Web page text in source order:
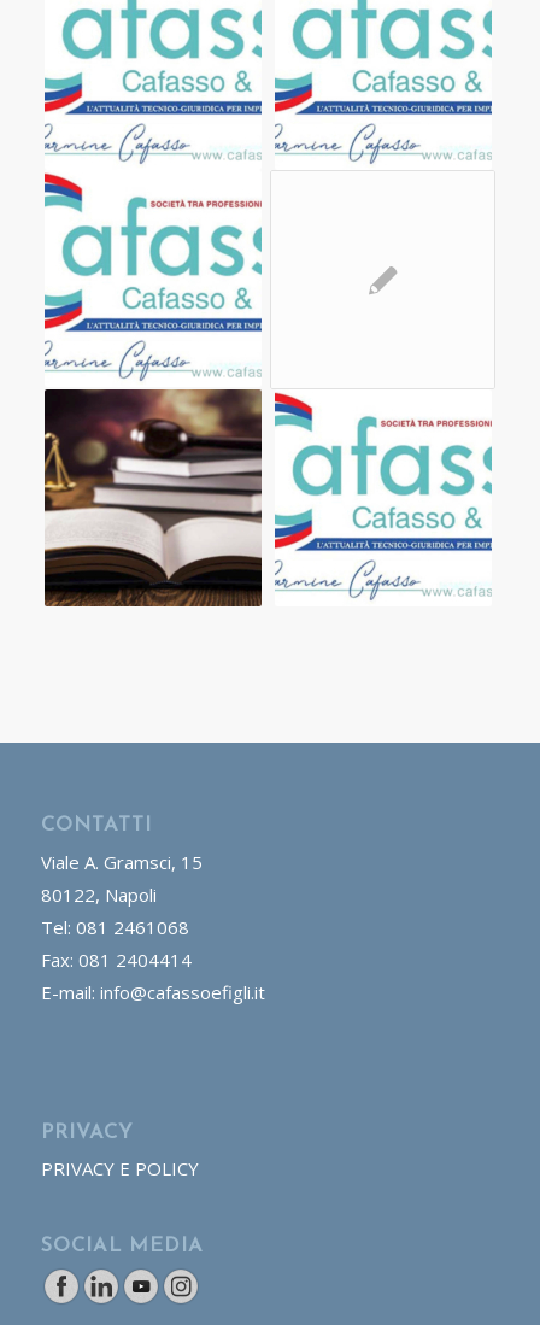
CONTATTI
Viale A. Gramsci, 15
80122, Napoli
Tel: 081 2461068
Fax: 081 2404414
E-mail: info@cafassoefigli.it
PRIVACY
PRIVACY E POLICY
SOCIAL MEDIA